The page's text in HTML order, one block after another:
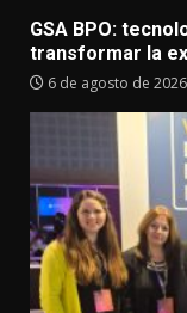
GSA BPO:
transformar la
6 de agosto de 2026